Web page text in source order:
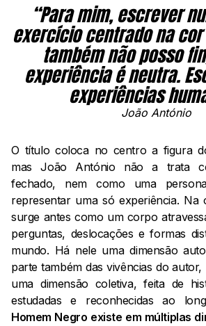
“Para mim, escrever
exercício centrado na
também não posso
experiência é neutra.
experiências
João António
O título coloca no centro a figura
mas João António não a trata
fechado, nem como uma
representar uma só experiência. Na
surge antes como um corpo
perguntas, deslocações e formas
mundo. Há nele uma dimensão
parte também das vivências do autor,
uma dimensão coletiva, feita de
estudadas e reconhecidas ao
Homem Negro existe em múltiplas